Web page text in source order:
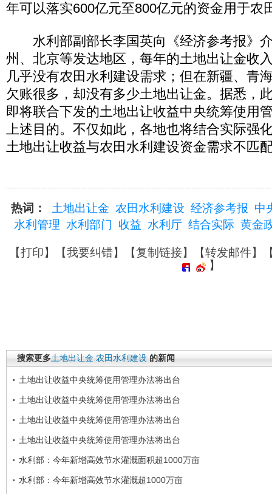
年可以落实600亿元至800亿元的资金用于农
水利部副部长李国英向《经济参考报》
州、北京等发达地区，每年的土地出让金收
几乎没有农田水利建设需求；但在新疆、青
欠账很多，却没有多少土地出让金。据悉，
即将联合下发的土地出让收益中央统筹使用
上述目的。不仅如此，各地也将结合实际强
土地出让收益与农田水利建设资金需求不匹
热词： 土地出让金 农田水利建设 经济参考报 中
水利管理 水利部门 收益 水利厅 结合实际 黄金
【打印】【我要纠错】【复制链接】【转发邮件】
】
搜索更多土地出让金 农田水利建设 的新闻
土地出让收益中央统筹使用管理办法将出台
土地出让收益中央统筹使用管理办法将出台
土地出让收益中央统筹使用管理办法将出台
土地出让收益中央统筹使用管理办法将出台
水利部：今年新增高效节水灌溉面积超1000万亩
水利部：今年新增高效节水灌溉超1000万亩